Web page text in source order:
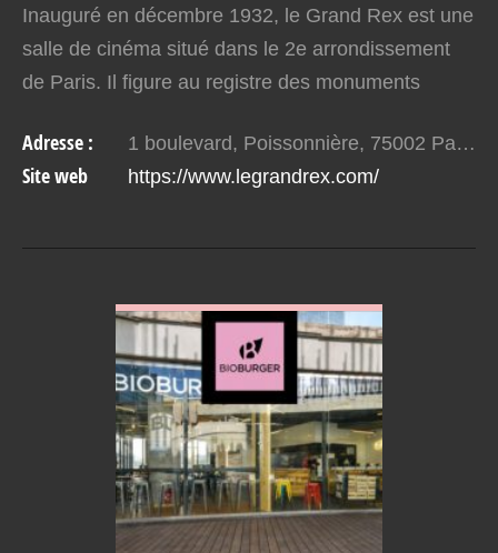
Inauguré en décembre 1932, le Grand Rex est une
salle de cinéma situé dans le 2e arrondissement
de Paris. Il figure au registre des monuments
Art…
Adresse : 1 boulevard, Poissonnière, 75002 Paris
Site web https://www.legrandrex.com/